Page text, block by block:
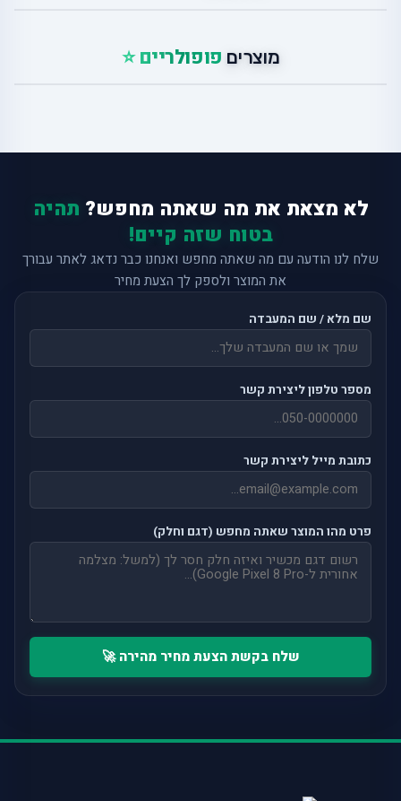
מוצרים פופולריים ⭐
לא מצאת את מה שאתה מחפש? תהיה
בטוח שזה קיים!
שלח לנו הודעה עם מה שאתה מחפש ואנחנו כבר נדאג לאתר עבורך
את המוצר ולספק לך הצעת מחיר
שם מלא / שם המעבדה
מספר טלפון ליצירת קשר
כתובת מייל ליצירת קשר
פרט מהו המוצר שאתה מחפש (דגם וחלק)
שלח בקשת הצעת מחיר מהירה 🚀